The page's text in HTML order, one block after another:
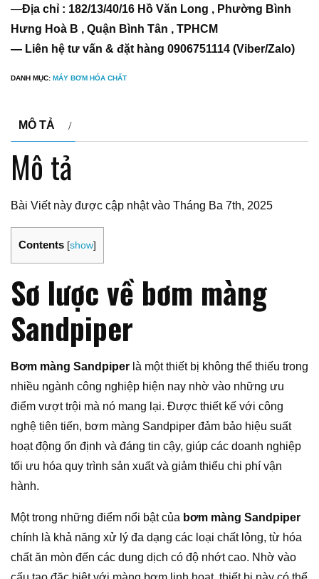
—Địa chỉ : 182/13/40/16 Hồ Văn Long , Phường Bình
Hưng Hoà B , Quận Bình Tân , TPHCM
— Liên hệ tư vấn & đặt hàng 0906751114 (Viber/Zalo)
DANH MỤC: MÁY BƠM HÓA CHẤT
MÔ TẢ
Mô tả
Bài Viết này được cập nhật vào Tháng Ba 7th, 2025
Contents [show]
Sơ lược về bơm màng
Sandpiper
Bơm màng Sandpiper là một thiết bị không thể thiếu trong
nhiều ngành công nghiệp hiện nay nhờ vào những ưu
điểm vượt trội mà nó mang lại. Được thiết kế với công
nghệ tiên tiến, bơm màng Sandpiper đảm bảo hiệu suất
hoạt động ổn định và đáng tin cậy, giúp các doanh nghiệp
tối ưu hóa quy trình sản xuất và giảm thiểu chi phí vận
hành.
Một trong những điểm nổi bật của bơm màng Sandpiper
chính là khả năng xử lý đa dạng các loại chất lỏng, từ hóa
chất ăn mòn đến các dung dịch có độ nhớt cao. Nhờ vào